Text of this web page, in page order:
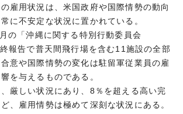
雇用状況は、米国政府や国際情勢の動向
に不安定な状況に置かれている。
の「沖縄に関する特別行動委員会
報告で普天間飛行場を含む11施設の全部
意や国際情勢の変化は駐留軍従業員の雇
を与えるものである。
厳しい状況にあり、8％を超える高い完
、雇用情勢は極めて深刻な状況にある。